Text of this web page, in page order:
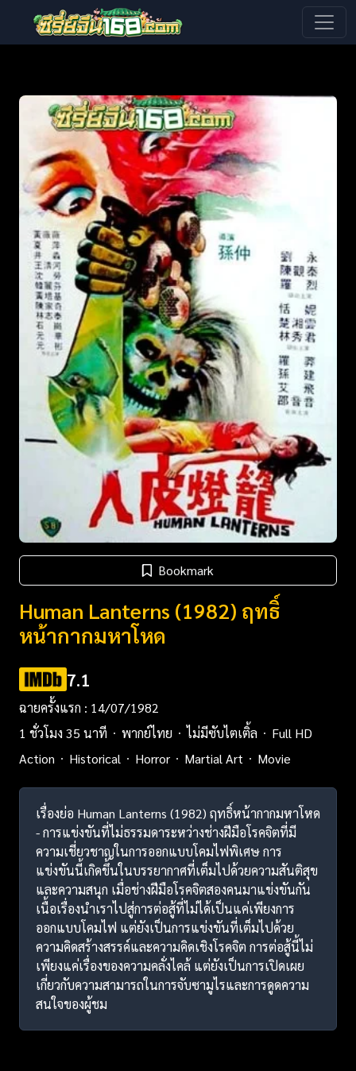
Bookmark
Human Lanterns (1982) ฤทธิ์
หน้ากากมหาโหด
7.1
ฉายครั้งแรก : 14/07/1982
1 ชั่วโมง 35 นาที
พากย์ไทย ไม่มีซับไตเติ้ล
Full HD
Action
Historical Horror Martial Art Movie
เรื่องย่อ Human Lanterns (1982) ฤทธิ์หน้ากากมหาโหด
- การแข่งขันที่ไม่ธรรมดาระหว่างช่างฝีมือโรคจิตที่มี
ความเชี่ยวชาญในการออกแบบโคมไฟพิเศษ การ
แข่งขันนี้เกิดขึ้นในบรรยากาศที่เต็มไปด้วยความสันติสุข
และความสนุก เมื่อช่างฝีมือโรคจิตสองคนมาแข่งขันกัน
เนื้อเรื่องนำเราไปสู่การต่อสู้ที่ไม่ได้เป็นแค่เพียงการ
ออกแบบโคมไฟ แต่ยังเป็นการแข่งขันที่เต็มไปด้วย
ความคิดสร้างสรรค์และความคิดเชิงโรคจิต การต่อสู้นี้ไม่
เพียงแค่เรื่องของความคลั่งไคล้ แต่ยังเป็นการเปิดเผย
เกี่ยวกับความสามารถในการจับซามูไรและการดูดความ
สนใจของผู้ชม